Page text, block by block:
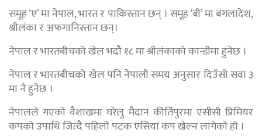
समूह ‘ए’ मा नेपाल, भारत र पाकिस्तान छन् । समूह ‘बी’ मा बंगलादेश,
श्रीलंका र अफगानिस्तान छन्।
नेपाल र भारतबीचको खेल भदौ १८ मा श्रीलंकाको कान्डीमा हुनेछ ।
नेपाल र भारतबीचको खेल पनि नेपाली समय अनुसार दिउँसो सवा ३
मा नै हुनेछ ।
नेपालले गएको वैशाखमा घरेलु मैदान कीर्तिपुरमा एसीसी प्रिमियर
कपको उपाधि जित्दै पहिलो पटक एसिया कप खेल्न लागेकाे हो ।